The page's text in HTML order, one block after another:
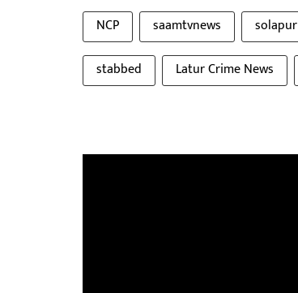
NCP saamtvnews solapur
stabbed
Latur Crime News